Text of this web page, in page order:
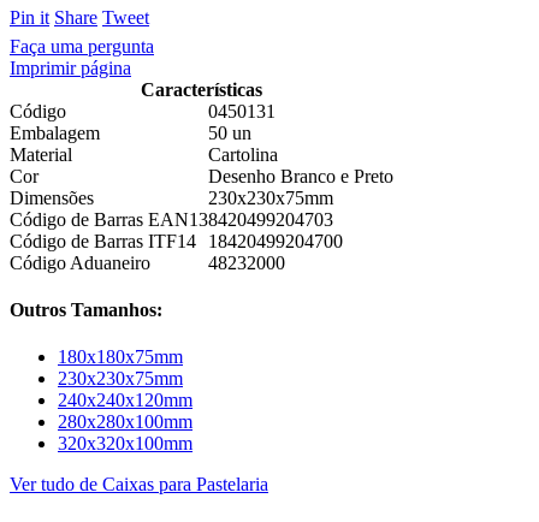
Pin it Share Tweet
Faça uma pergunta
Imprimir página
Características
Código
0450131
Embalagem
50 un
Material
Cartolina
Cor
Desenho Branco e Preto
Dimensões
230x230x75mm
Código de Barras EAN138420499204703
Código de Barras ITF14
18420499204700
Código Aduaneiro
48232000
Outros Tamanhos:
180x180x75mm
230x230x75mm
240x240x120mm
280x280x100mm
320x320x100mm
Ver tudo de Caixas para Pastelaria